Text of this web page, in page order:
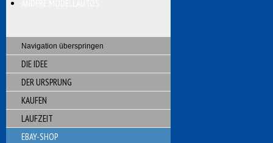
Navigation überspringen
DIE IDEE
DER URSPRUNG
KAUFEN
LAUFZEIT
EBAY-SHOP